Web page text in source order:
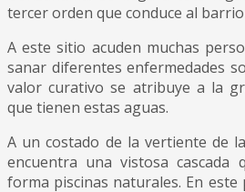
tercer orden que conduce al barrio
A este sitio acuden muchas
sanar diferentes enfermedades
valor curativo se atribuye a la
que tienen estas aguas.
A un costado de la vertiente de
encuentra una vistosa
forma piscinas naturales. En